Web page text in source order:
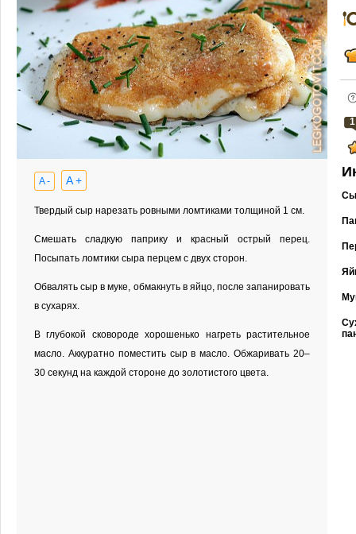
A - A +
Твердый сыр нарезать ровными ломтиками толщиной 1 см.
Смешать сладкую паприку и красный острый перец.
Посыпать ломтики сыра перцем с двух сторон.
Обвалять сыр в муке, обмакнуть в яйцо, после запанировать
в сухарях.
В глубокой сковороде хорошенько нагреть растительное
масло. Аккуратно поместить сыр в масло. Обжаривать 20–
30 секунд на каждой стороне до золотистого цвета.
1